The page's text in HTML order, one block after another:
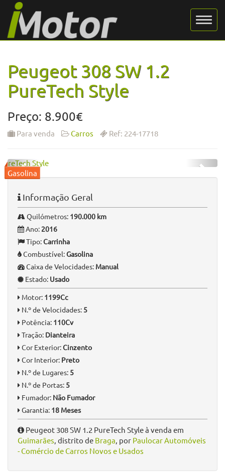
Peugeot 308 SW 1.2
PureTech Style
Preço: 8.900€
Para venda Carros Ref: 224-17718
Informação Geral
Quilómetros:190.000 km
Ano:2016
Tipo:Carrinha
Combustível:Gasolina
Caixa de Velocidades:
Estado:Usado
Motor: 1199Cc
N.º de Velocidades:5
Potência:110Cv
Tração:Dianteira
Cor Exterior:Cinzento
Cor Interior:Preto